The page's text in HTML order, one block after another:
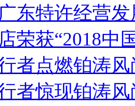
东特许经营发
荣获“2018中
者点燃铂涛
者惊现铂涛风